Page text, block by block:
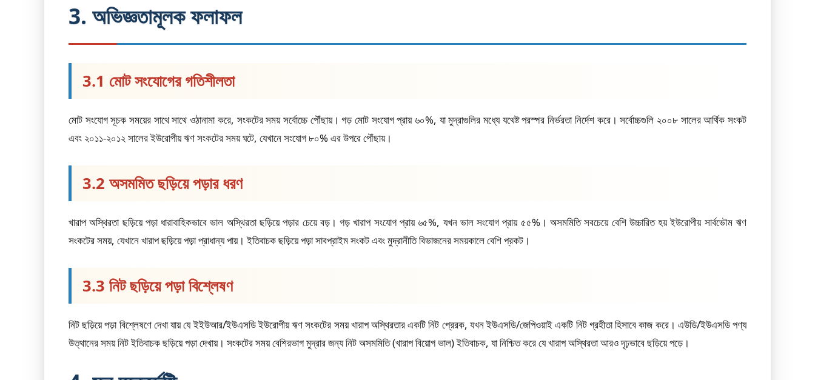
3. অভিজ্ঞতামূলক ফলাফল
3.1 মোট সংযোগের গতিশীলতা
মোট সংযোগ সূচক সময়ের সাথে সাথে ওঠানামা করে, সংকটের সময় সর্বোচ্চে পৌঁছায়। গড় মোট সংযোগ প্রায় ৬০%, যা মুদ্রাগুলির মধ্যে যথেষ্ট পরস্পর নির্ভরতা নির্দেশ করে। সর্বোচ্চগুলি ২০০৮ সালের আর্থিক সংকট
এবং ২০১১-২০১২ সালের ইউরোপীয় ঋণ সংকটের সময় ঘটে, যেখানে সংযোগ ৮০% এর উপরে পৌঁছায়।
3.2 অসমমিত ছড়িয়ে পড়ার ধরণ
খারাপ অস্থিরতা ছড়িয়ে পড়া ধারাবাহিকভাবে ভাল অস্থিরতা ছড়িয়ে পড়ার চেয়ে বড়। গড় খারাপ সংযোগ প্রায় ৬৫%, যখন ভাল সংযোগ প্রায় ৫৫%। অসমমিতি সবচেয়ে বেশি উচ্চারিত হয় ইউরোপীয় সার্বভৌম ঋণ
সংকটের সময়, যেখানে খারাপ ছড়িয়ে পড়া প্রাধান্য পায়। ইতিবাচক ছড়িয়ে পড়া সাবপ্রাইম সংকট এবং মুদ্রানীতি বিভাজনের সময়কালে বেশি প্রকট।
3.3 নিট ছড়িয়ে পড়া বিশ্লেষণ
নিট ছড়িয়ে পড়া বিশ্লেষণে দেখা যায় যে ইইউআর/ইউএসডি ইউরোপীয় ঋণ সংকটের সময় খারাপ অস্থিরতার একটি নিট প্রেরক, যখন ইউএসডি/জেপিওয়াই একটি নিট গ্রহীতা হিসাবে কাজ করে। এউডি/ইউএসডি পণ্য
উত্থানের সময় নিট ইতিবাচক ছড়িয়ে পড়া দেখায়। সংকটের সময় বেশিরভাগ মুদ্রার জন্য নিট অসমমিতি (খারাপ বিয়োগ ভাল) ইতিবাচক, যা নিশ্চিত করে যে খারাপ অস্থিরতা আরও দৃঢ়ভাবে ছড়িয়ে পড়ে।